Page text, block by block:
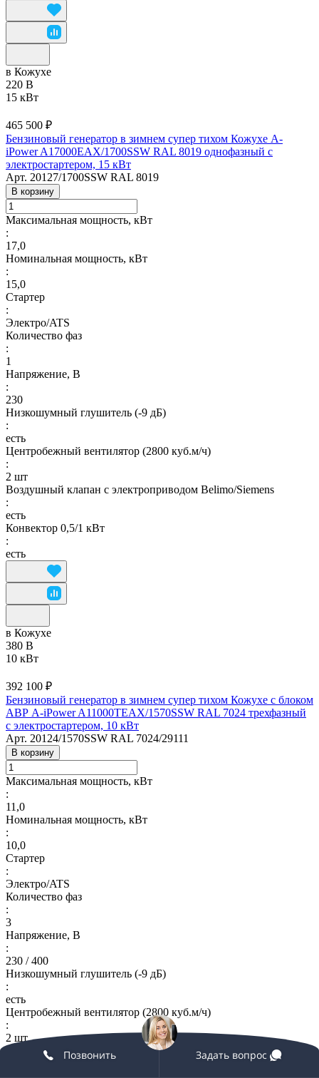
в Кожухе
220 В
15 кВт
465 500 ₽
Бензиновый генератор в зимнем супер тихом Кожухе A-
iPower A17000EAX/1700SSW RAL 8019 однофазный с
электростартером, 15 кВт
Арт. 20127/1700SSW RAL 8019
В корзину
Максимальная мощность, кВт
:
17,0
Номинальная мощность, кВт
:
15,0
Стартер
:
Электро/ATS
Количество фаз
:
1
Напряжение, В
:
230
Низкошумный глушитель (-9 дБ)
:
есть
Центробежный вентилятор (2800 куб.м/ч)
:
2 шт
Воздушный клапан с электроприводом Belimo/Siemens
:
есть
Конвектор 0,5/1 кВт
:
есть
в Кожухе
380 В
10 кВт
392 100 ₽
Бензиновый генератор в зимнем супер тихом Кожухе с блоком
АВР A-iPower A11000TEAX/1570SSW RAL 7024 трехфазный
с электростартером, 10 кВт
Арт. 20124/1570SSW RAL 7024/29111
В корзину
Максимальная мощность, кВт
:
11,0
Номинальная мощность, кВт
:
10,0
Стартер
:
Электро/ATS
Количество фаз
:
3
Напряжение, В
:
230 / 400
Низкошумный глушитель (-9 дБ)
:
есть
Центробежный вентилятор (2800 куб.м/ч)
:
2 шт
Воздушный клапан с электроприводом Belimo/Siemens
Позвонить Задать вопрос